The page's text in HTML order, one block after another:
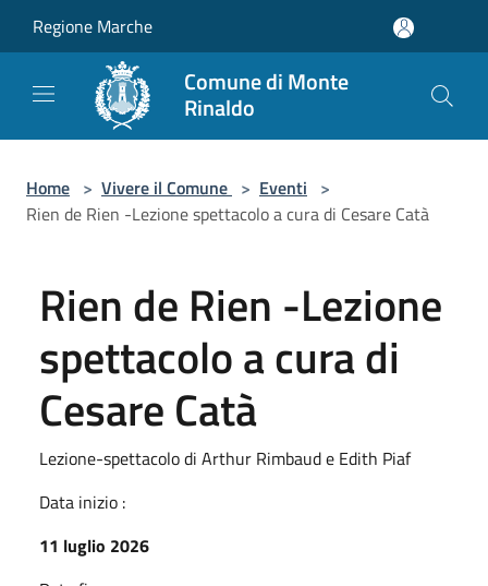
Regione Marche
Comune di Monte
Rinaldo
Home > Vivere il Comune > Eventi >
Rien de Rien -Lezione spettacolo a cura di Cesare Catà
Rien de Rien -Lezione
spettacolo a cura di
Cesare Catà
Lezione-spettacolo di Arthur Rimbaud e Edith Piaf
Data inizio :
11 luglio 2026